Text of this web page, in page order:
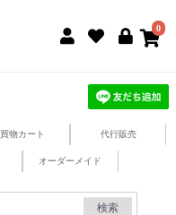
0
買物カート 代行販売
オーダーメイド
検索